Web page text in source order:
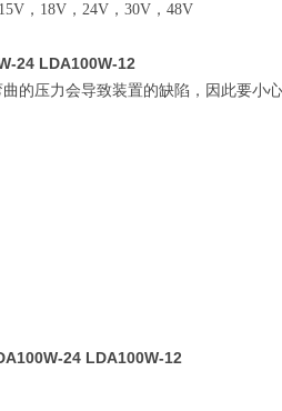
，18V，24V，30V，48V
24 LDA100W-12
的压力会导致装置的缺陷，因此要小心
24 LDA100W-12